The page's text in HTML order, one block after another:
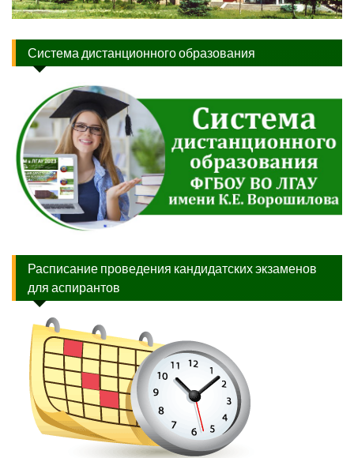
Система дистанционного образования
Расписание проведения кандидатских экзаменов
для аспирантов